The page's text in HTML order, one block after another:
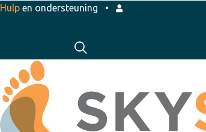
Hulp en ondersteuning •